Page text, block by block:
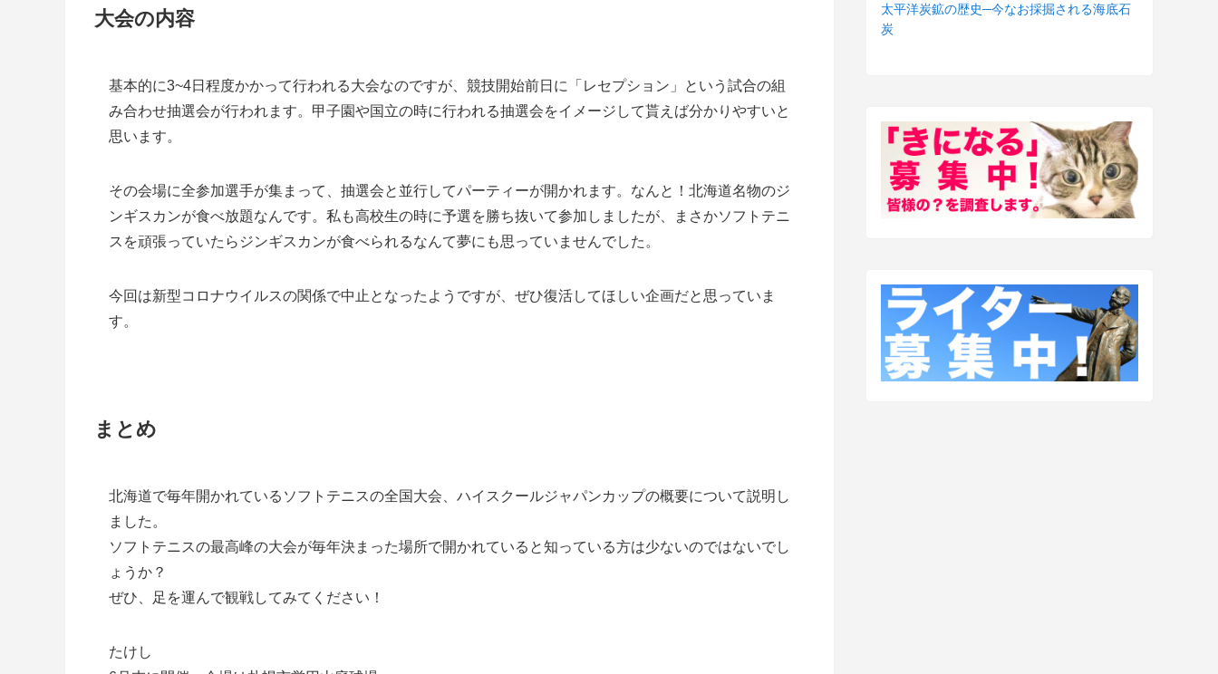
大会の内容
基本的に3~4日程度かかって行われる大会なのですが、競技開始前日に「レセプション」という試合の組
み合わせ抽選会が行われます。甲子園や国立の時に行われる抽選会をイメージして貰えば分かりやすいと
思います。
その会場に全参加選手が集まって、抽選会と並行してパーティーが開かれます。なんと！北海道名物のジ
ンギスカンが食べ放題なんです。私も高校生の時に予選を勝ち抜いて参加しましたが、まさかソフトテニ
スを頑張っていたらジンギスカンが食べられるなんて夢にも思っていませんでした。
今回は新型コロナウイルスの関係で中止となったようですが、ぜひ復活してほしい企画だと思っていま
す。
まとめ
北海道で毎年開かれているソフトテニスの全国大会、ハイスクールジャパンカップの概要について説明し
ました。
ソフトテニスの最高峰の大会が毎年決まった場所で開かれていると知っている方は少ないのではないでし
ょうか？
ぜひ、足を運んで観戦してみてください！
たけし
(3)
太平洋炭鉱の歴史─今なお採掘される海底石
炭